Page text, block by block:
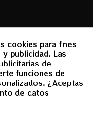
cookies para fines
publicidad. Las
de
funciones de
¿Aceptas
de datos